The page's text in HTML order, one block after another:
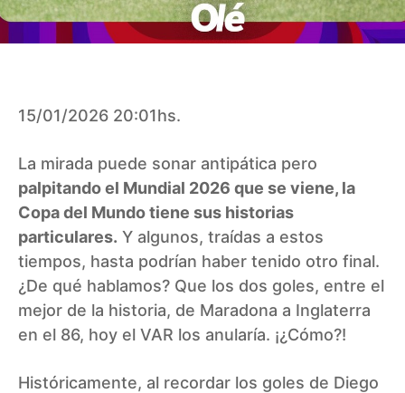
15/01/2026 20:01hs.
La mirada puede sonar antipática pero
palpitando el Mundial 2026 que se viene, la
Copa del Mundo tiene sus historias
particulares. Y algunos, traídas a estos
tiempos, hasta podrían haber tenido otro final.
¿De qué hablamos? Que los dos goles, entre el
mejor de la historia, de Maradona a Inglaterra
en el 86, hoy el VAR los anularía. ¡¿Cómo?!
Históricamente, al recordar los goles de Diego